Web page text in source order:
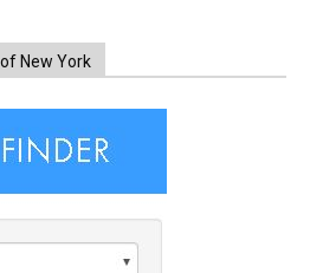
New York